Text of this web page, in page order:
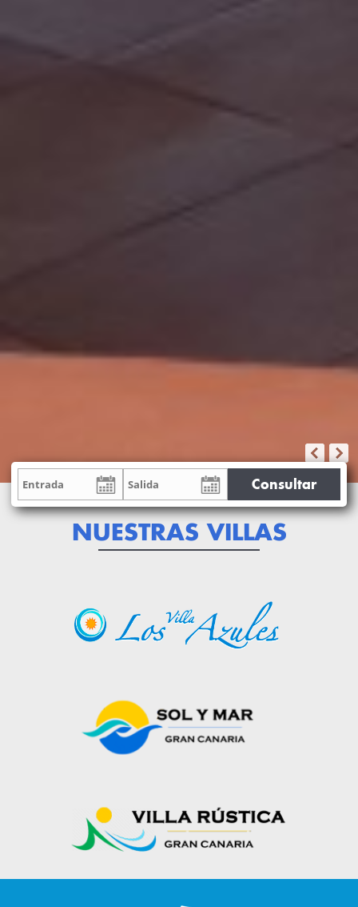
Consultar
NUESTRAS VILLAS